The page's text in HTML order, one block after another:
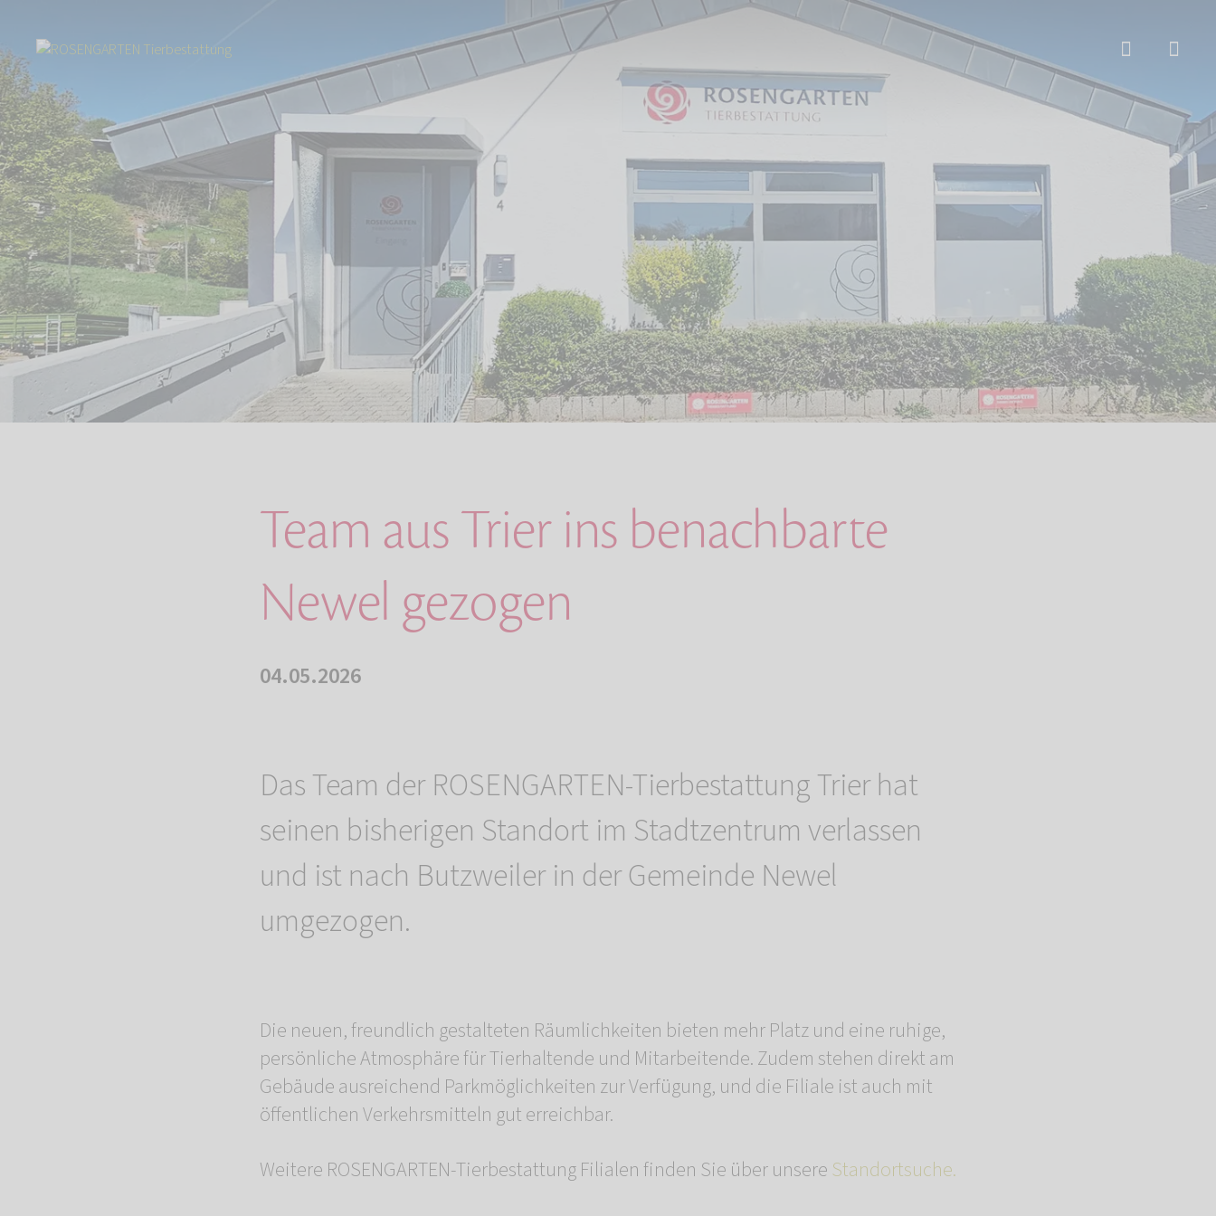
Start Über uns Aktuelles Team aus Trier ins benachbarte Newel gezogen
Team aus Trier ins benachbarte
Newel gezogen
04.05.2026
Das Team der ROSENGARTEN-Tierbestattung Trier hat
seinen bisherigen Standort im Stadtzentrum verlassen
und ist nach Butzweiler in der Gemeinde Newel
umgezogen.
Die neuen, freundlich gestalteten Räumlichkeiten bieten mehr Platz und eine ruhige,
persönliche Atmosphäre für Tierhaltende und Mitarbeitende. Zudem stehen direkt am
Gebäude ausreichend Parkmöglichkeiten zur Verfügung, und die Filiale ist auch mit
öffentlichen Verkehrsmitteln gut erreichbar.
Weitere ROSENGARTEN-Tierbestattung Filialen finden Sie über unsereStandortsuche.